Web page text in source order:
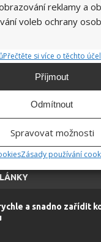
reklamy a
voleb ochrany
Přečtěte si více o těchto
Příjmout
Odmítnout
Spravovat možnosti
Zásady používání
Jiří Kolář
univerzity, který je
velkým kutilem. V
možné najít v j...
a snadno zařídit